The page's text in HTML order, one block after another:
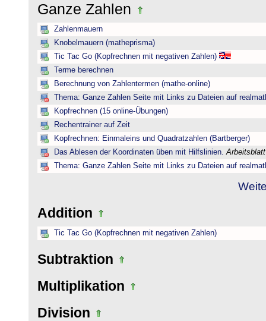
Ganze Zahlen
Zahlenmauern
Knobelmauern (matheprisma)
Tic Tac Go (Kopfrechnen mit negativen Zahlen)
Terme berechnen
Berechnung von Zahlentermen (mathe-online)
Thema: Ganze Zahlen Seite mit Links zu Dateien auf
Kopfrechnen (15 online-Übungen)
Rechentrainer auf Zeit
Kopfrechnen: Einmaleins und Quadratzahlen (Bartberger)
Das Ablesen der Koordinaten üben mit Hilfslinien.
Thema: Ganze Zahlen Seite mit Links zu Dateien auf
Addition
Tic Tac Go (Kopfrechnen mit negativen Zahlen)
Subtraktion
Multiplikation
Division